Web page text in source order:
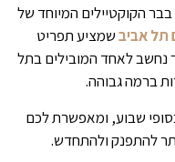
בבר הקוקטיילים המיוחד של
תל אביבשמציע תפריט
נחשב לאחד המובילים בתל
ברמה גבוהה.
שבוע, ומאפשרת לכם
להתפנק ולהתחדש.